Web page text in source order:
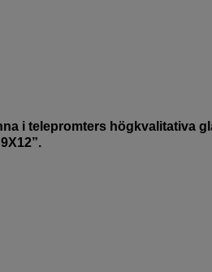
i telepromters högkvalitativa